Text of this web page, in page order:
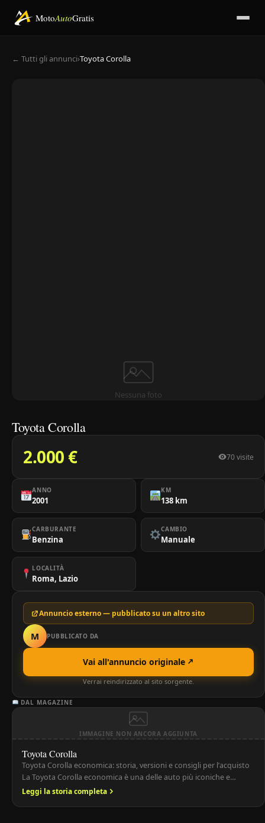
MotoAutoGratis
← Tutti gli annunci›Toyota Corolla
Nessuna foto
Toyota Corolla
2.000 € 70 visite
ANNO
2001
KM
138 km
CARBURANTE
Benzina
CAMBIO
Manuale
LOCALITÀ
Roma, Lazio
Annuncio esterno — pubblicato su un altro sito
M PUBBLICATO DA
Vai all'annuncio originale
Verrai reindirizzato al sito sorgente.
DAL MAGAZINE
IMMAGINE NON ANCORA AGGIUNTA
Toyota Corolla
Toyota Corolla economica: storia, versioni e consigli per l’acquisto
La Toyota Corolla economica è una delle auto più iconiche e
vendute al mondo, conosciuta per affidabilità, efficienza e costi di
Leggi la storia completa